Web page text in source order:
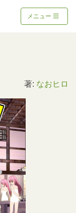
メニュー
著: なおヒロ